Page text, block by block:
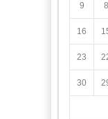
8
9
16
23
30